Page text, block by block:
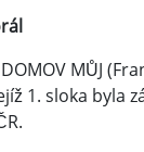
MŮJ
1. sloka byla